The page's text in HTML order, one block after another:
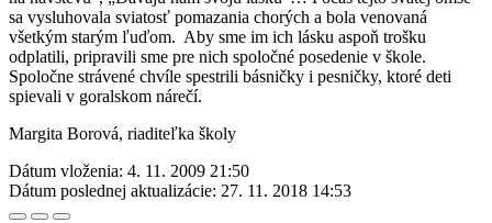
sa vysluhovala sviatosť pomazania chorých a bola venovaná
všetkým starým ľuďom. Aby sme im ich lásku aspoň trošku
odplatili, pripravili sme pre nich spoločné posedenie v škole.
Spoločne strávené chvíle spestrili básničky i pesničky, ktoré deti
spievali v goralskom nárečí.
Margita Borová, riaditeľka školy
Dátum vloženia: 4. 11. 2009 21:50
Dátum poslednej aktualizácie: 27. 11. 2018 14:53